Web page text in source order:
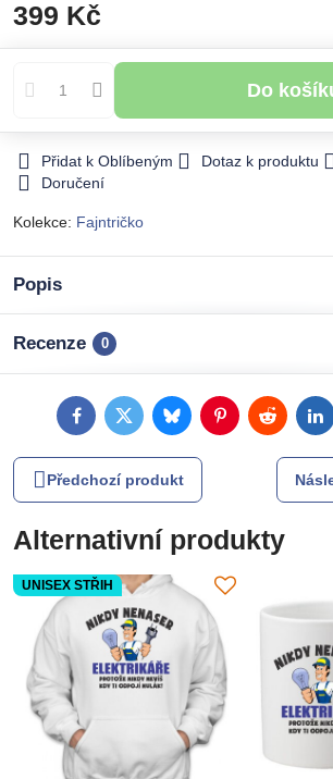
399 Kč
Do
Přidat k Oblíbeným Dotaz k produktu
Doručení
Kolekce: Fajntričko
Popis
Recenze 0
FacebookTwitterBlueskyPinterestReddit
Předchozí produkt
Alternativní produkty
UNISEX STŘIH